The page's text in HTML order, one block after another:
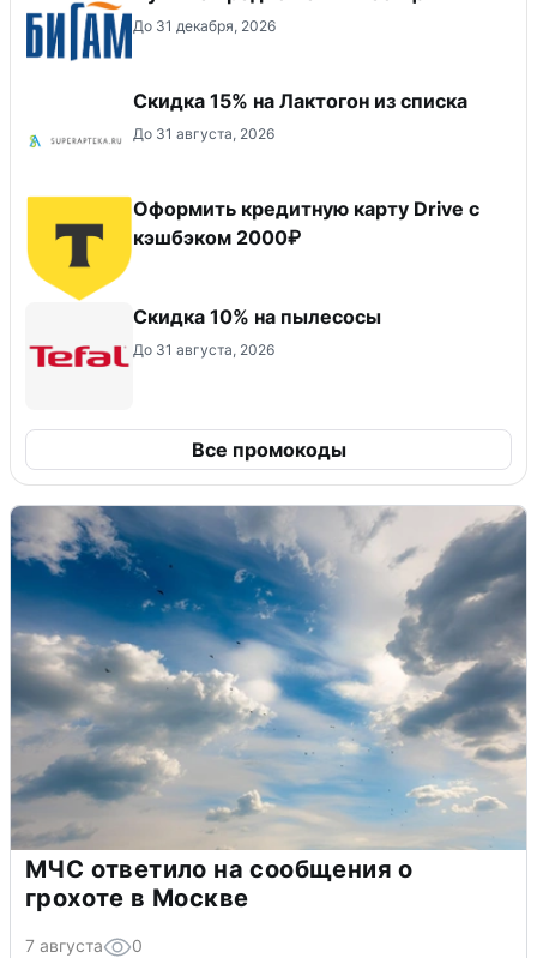
До 31 декабря, 2026
Скидка 15% на Лактогон из списка
До 31 августа, 2026
Оформить кредитную карту Drive с
кэшбэком 2000₽
Скидка 10% на пылесосы
До 31 августа, 2026
Все промокоды
МЧС ответило на сообщения о
грохоте в Москве
7 августа 0